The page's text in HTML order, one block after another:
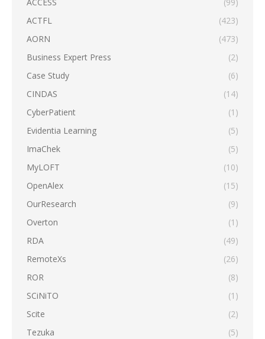
ACTFL
(423)
AORN
(473)
Business Expert Press
(2)
Case Study
(6)
CINDAS
(14)
CyberPatient
(1)
Evidentia Learning
(5)
ImaChek
(5)
MyLOFT
(10)
OpenAlex
(15)
OurResearch
(9)
Overton
(1)
RDA
(49)
RemoteXs
(26)
ROR
(8)
SCiNiTO
(1)
Scite
(2)
Tezuka
(5)